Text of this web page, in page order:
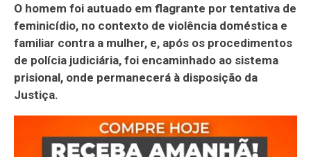
O homem foi autuado em flagrante por tentativa de
feminicídio, no contexto de violência doméstica e
familiar contra a mulher, e, após os procedimentos
de polícia judiciária, foi encaminhado ao sistema
prisional, onde permanecerá à disposição da
Justiça.